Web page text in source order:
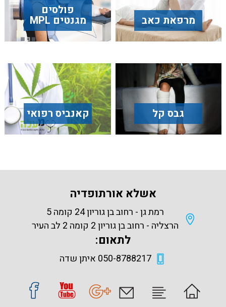
מרפאת כאב
פולסים
מגנטים MPL
גבס קל קאנביס רפואי
אשלא אורתופדיה
רמת גן - רחוב בן גוריון 24 קומה 5
הרצליה - רחוב בן גוריון 2 קומה 2 לב העיר
לתאום:
050-8788217 איתן שדה